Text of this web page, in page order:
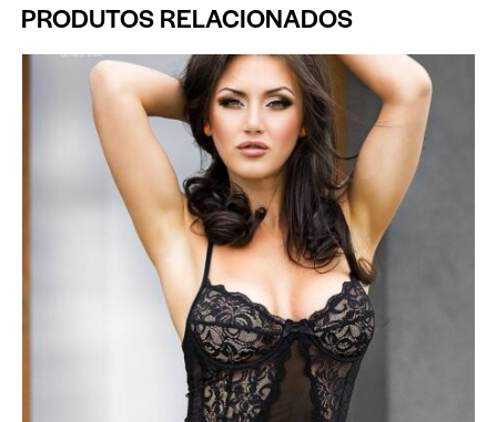
PRODUTOS RELACIONADOS